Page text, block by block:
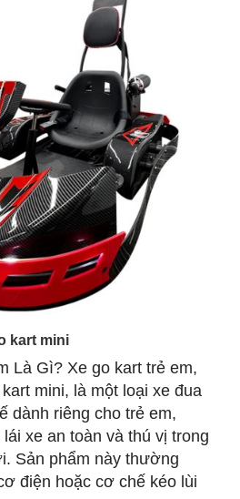
kart mini
Là Gì? Xe go kart trẻ em,
mini, là một loại xe đua
dành riêng cho trẻ em,
xe an toàn và thú vị trong
Sản phẩm này thường
điện hoặc cơ chế kéo lùi